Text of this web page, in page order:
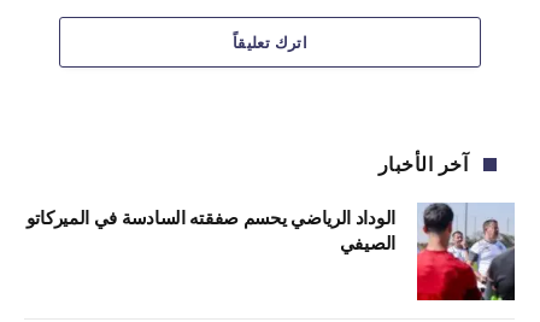
اترك تعليقاً
آخر الأخبار
الوداد الرياضي يحسم صفقته السادسة في الميركاتو
الصيفي